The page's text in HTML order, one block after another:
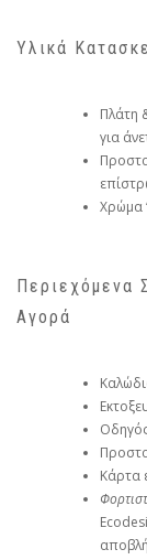
Υλικά
Πλάτη
για
Χρώμα
Περιεχόμενα
Αγορά
Κάρτα